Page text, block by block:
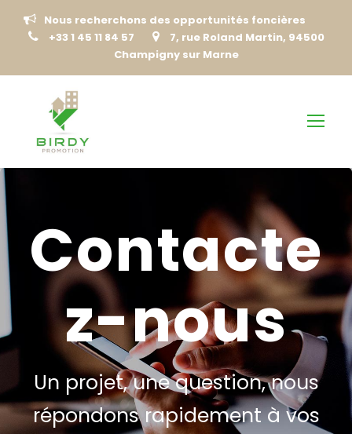
Nous recherchons des opportunités foncières
+33 1 45 11 84 57
7, rue Roland Martin, 94500
Champigny sur Marne
Contacte
z-nous
Un projet, une question, nous
répondons rapidement à vos